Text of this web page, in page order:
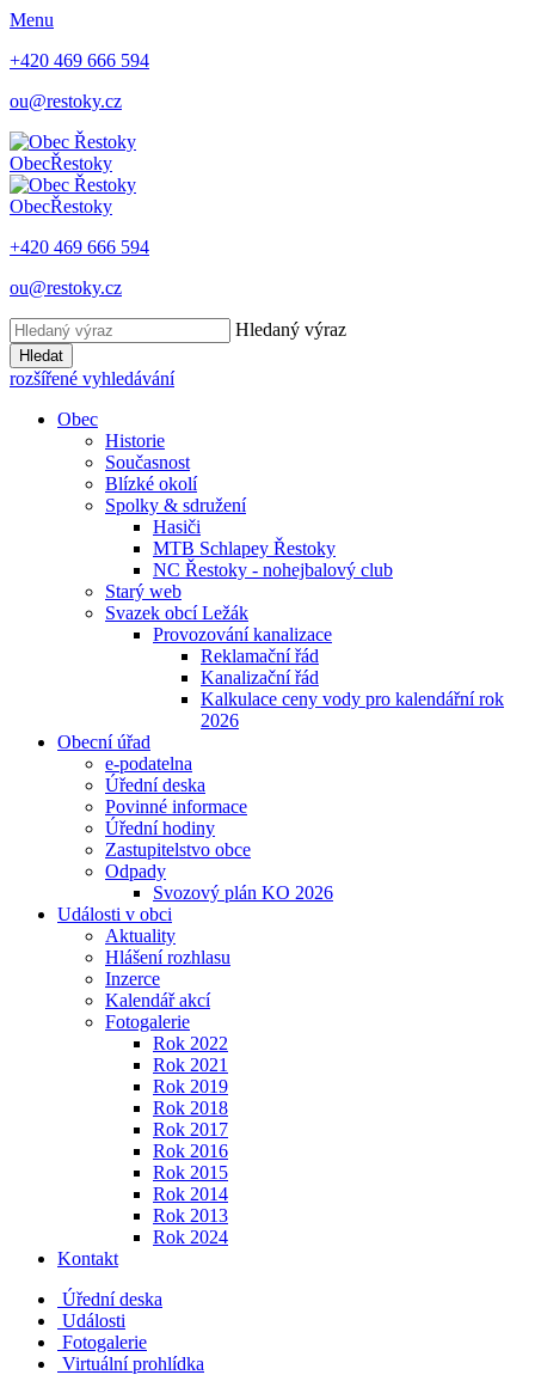
Menu
+420 469 666 594
ou@restoky.cz
ObecŘestoky
ObecŘestoky
+420 469 666 594
ou@restoky.cz
Hledaný výraz
Hledat
rozšířené vyhledávání
Obec
Historie
Současnost
Blízké okolí
Spolky & sdružení
Hasiči
MTB Schlapey Řestoky
NC Řestoky - nohejbalový club
Starý web
Svazek obcí Ležák
Provozování kanalizace
Reklamační řád
Kanalizační řád
Kalkulace ceny vody pro kalendářní rok
2026
Obecní úřad
e-podatelna
Úřední deska
Povinné informace
Úřední hodiny
Zastupitelstvo obce
Odpady
Svozový plán KO 2026
Události v obci
Aktuality
Hlášení rozhlasu
Inzerce
Kalendář akcí
Fotogalerie
Rok 2022
Rok 2021
Rok 2019
Rok 2018
Rok 2017
Rok 2016
Rok 2015
Rok 2014
Rok 2013
Rok 2024
Kontakt
Úřední deska
Události
Fotogalerie
Virtuální prohlídka